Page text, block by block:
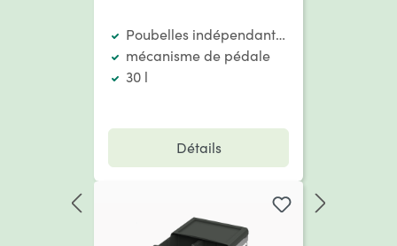
Poubelles indépendantes
mécanisme de pédale
30 l
Détails